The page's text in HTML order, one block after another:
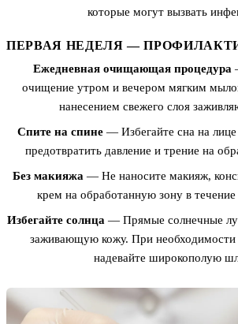
которые могут вызвать
ПЕРВАЯ НЕДЕЛЯ —
Ежедневная очищающая процедура
очищение утром и вечером мягким
нанесением свежего слоя
Спите на спине— Избегайте сна на
предотвратить давление и трение на
Без макияжа — Не наносите макияж,
крем на обработанную зону в течение
Избегайте солнца— Прямые солнечные
заживающую кожу. При необходимости
надевайте широкополую